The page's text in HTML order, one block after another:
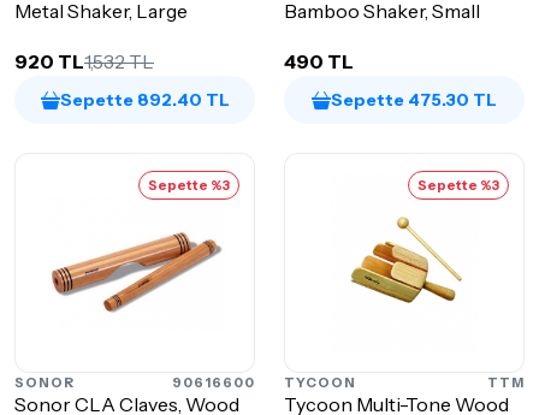
Metal Shaker, Large
920 TL1,532 TL
Sepette 892.40 TL
Bamboo Shaker, Small
490 TL
Sepette 475.30 TL
Sepette %3
SONOR 90616600
Sonor CLA Claves, Wood
Sepette %3
TYCOON TTM
Tycoon Multi-Tone Wood